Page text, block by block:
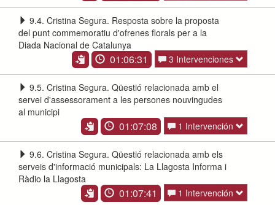
9.4. Cristina Segura. Resposta sobre la proposta
del punt commemoratiu d'ofrenes florals per a la
Diada Nacional de Catalunya
01:06:31 3 Intervenciones
9.5. Cristina Segura. Qüestió relacionada amb el
servei d'assessorament a les persones nouvingudes
al municipi
01:07:08 1 Intervención
9.6. Cristina Segura. Qüestió relacionada amb els
serveis d'informació municipals: La Llagosta Informa i
Ràdio la Llagosta
01:07:41 1 Intervención